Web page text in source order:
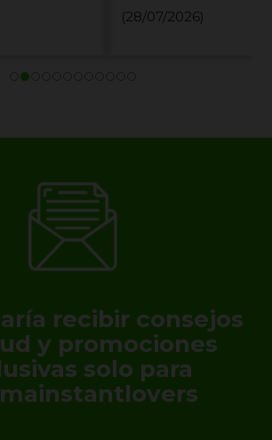
recibir consejos
y promociones
solo para